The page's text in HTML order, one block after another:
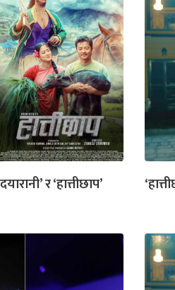
र ‘हात्तीछाप’